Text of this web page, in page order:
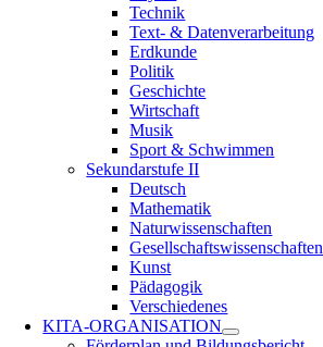
Technik
Text- & Datenverarbeitung
Erdkunde
Politik
Geschichte
Wirtschaft
Musik
Sport & Schwimmen
Sekundarstufe II
Deutsch
Mathematik
Naturwissenschaften
Gesellschaftswissenschaften
Kunst
Pädagogik
Verschiedenes
KITA-ORGANISATION